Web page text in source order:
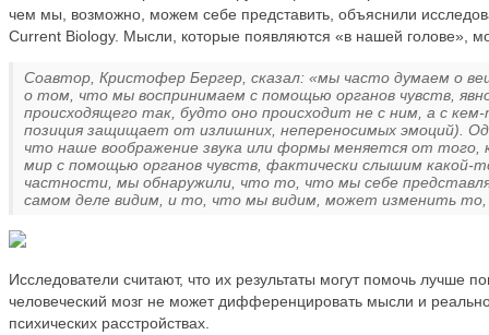
чем мы, возможно, можем себе представить, объяснили
Current Biology. Мысли, которые появляются «в нашей голове»,
Соавтор, Кристофер Бергер, сказал: «мы часто думаем о
о том, что мы воспринимаем с помощью органов чувств,
происходящего так, будто оно происходит не с ним, а с
позиция защищает от излишних, непереносимых эмоций).
что наше воображение звука или формы меняется от того,
мир с помощью органов чувств, фактически слышим какой-
частности, мы обнаружили, что то, что мы себе
самом деле видим, и то, что мы видим, может изменить
Исследователи считают, что их результаты могут помочь лучше
человеческий мозг не может дифференцировать мысли и
психических расстройствах.